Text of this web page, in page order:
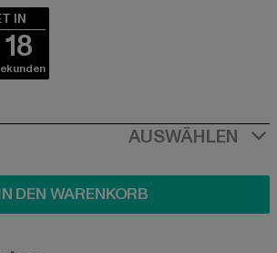
IN
18
AUSWÄHLEN
DEN WARENKORB